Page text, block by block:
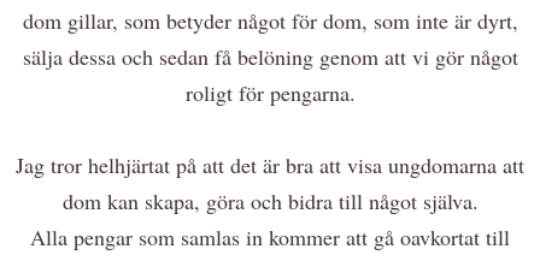
dom gillar, som betyder något för dom, som inte är dyrt,
sälja dessa och sedan få belöning genom att vi gör något
roligt för pengarna.
Jag tror helhjärtat på att det är bra att visa ungdomarna att
dom kan skapa, göra och bidra till något själva.
Alla pengar som samlas in kommer att gå oavkortat till